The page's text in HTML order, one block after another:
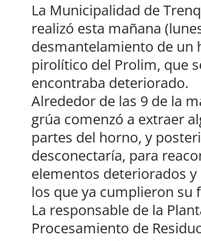
La Municipalidad de
realizó esta mañana
desmantelamiento de un
pirolítico del Prolim, que
encontraba deteriorado.
Alrededor de las 9 de la
grúa comenzó a extraer
partes del horno, y
desconectaría, para
elementos deteriorados
los que ya cumplieron su
La responsable de la
Procesamiento de